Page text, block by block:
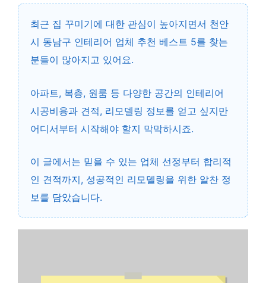
최근 집 꾸미기에 대한 관심이 높아지면서 천안
시 동남구 인테리어 업체 추천 베스트 5를 찾는
분들이 많아지고 있어요.
아파트, 복층, 원룸 등 다양한 공간의 인테리어
시공비용과 견적, 리모델링 정보를 얻고 싶지만
어디서부터 시작해야 할지 막막하시죠.
이 글에서는 믿을 수 있는 업체 선정부터 합리적
인 견적까지, 성공적인 리모델링을 위한 알찬 정
보를 담았습니다.